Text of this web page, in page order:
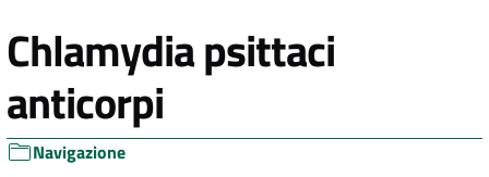
Chlamydia psittaci
anticorpi
Navigazione